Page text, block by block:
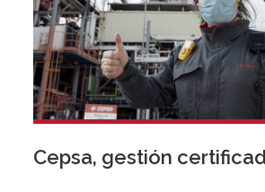
Cepsa, gestión